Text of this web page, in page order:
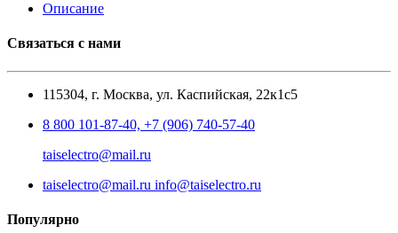
Описание
Связаться с нами
115304, г. Москва, ул. Каспийская, 22к1с5
8 800 101-87-40, +7 (906) 740-57-40
taiselectro@mail.ru
taiselectro@mail.ru info@taiselectro.ru
Популярно